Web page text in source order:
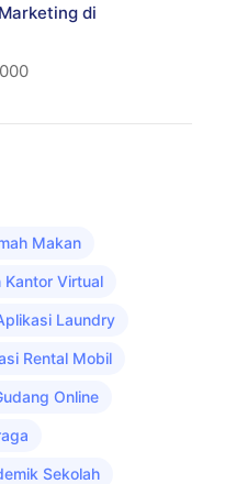
di
Makan
Virtual
Laundry
Rental Mobil
Online
Sekolah